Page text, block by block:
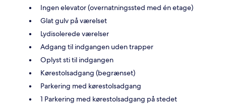
Ingen elevator (overnatningssted med én etage)
Glat gulv på værelset
Lydisolerede værelser
Adgang til indgangen uden trapper
Oplyst sti til indgangen
Kørestolsadgang (begrænset)
Parkering med kørestolsadgang
1 Parkering med kørestolsadgang på stedet